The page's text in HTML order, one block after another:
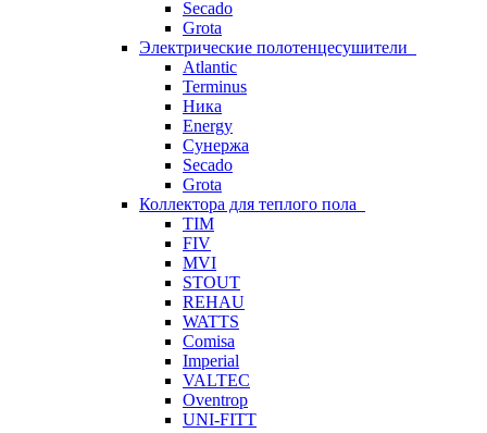
Secado
Grota
Электрические полотенцесушители
Atlantic
Terminus
Ника
Energy
Сунержа
Secado
Grota
Коллектора для теплого пола
TIM
FIV
MVI
STOUT
REHAU
WATTS
Comisa
Imperial
VALTEC
Oventrop
UNI-FITT